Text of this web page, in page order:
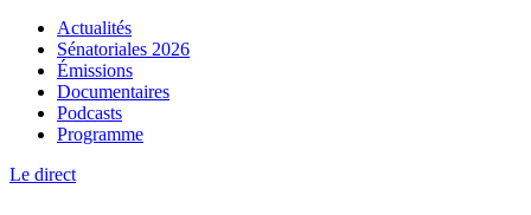
Actualités
Sénatoriales 2026
Émissions
Documentaires
Podcasts
Programme
Le direct